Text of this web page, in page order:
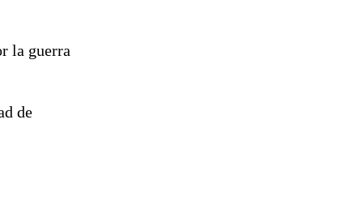
la guerra
de